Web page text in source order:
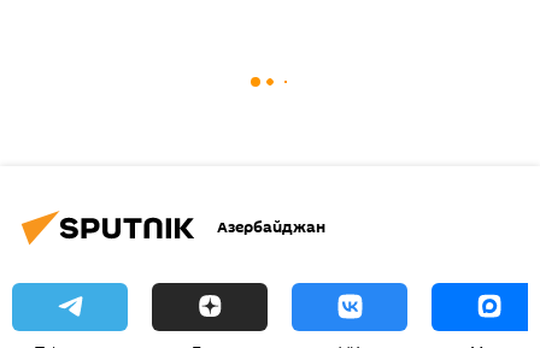
Азербайджан